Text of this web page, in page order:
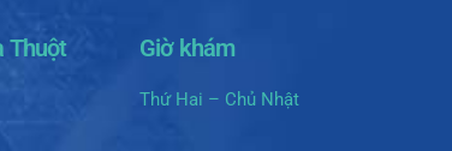
Thuột Giờ khám
Thứ Hai – Chủ Nhật